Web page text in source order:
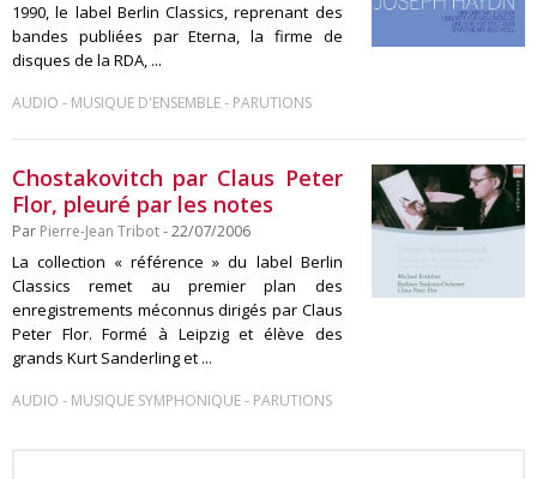
1990, le label Berlin Classics, reprenant des
bandes publiées par Eterna, la firme de
disques de la RDA, ...
AUDIO - MUSIQUE D'ENSEMBLE- PARUTIONS
Chostakovitch par Claus Peter
Flor, pleuré par les notes
Par Pierre-Jean Tribot- 22/07/2006
La collection « référence » du label Berlin
Classics remet au premier plan des
enregistrements méconnus dirigés par Claus
Peter Flor. Formé à Leipzig et élève des
grands Kurt Sanderling et ...
AUDIO - MUSIQUE SYMPHONIQUE- PARUTIONS